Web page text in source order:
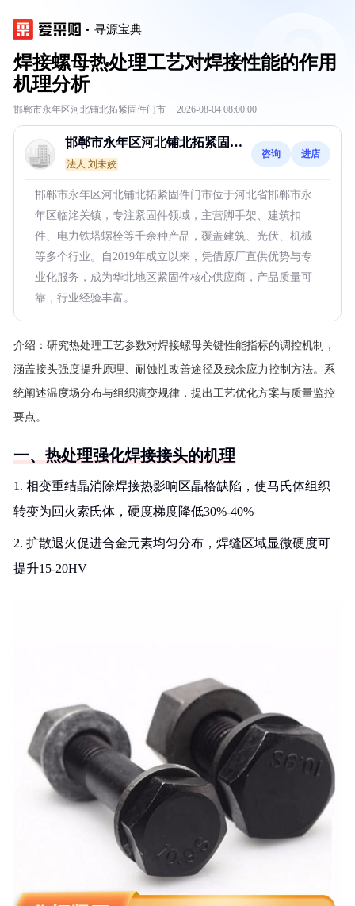
寻源宝典
焊接螺母热处理工艺对焊接性能的作用
机理分析
邯郸市永年区河北铺北拓紧固件门市 · 2026-08-04 08:00:00
邯郸市永年区河北铺北拓紧固件
门市
法人:刘未姣
咨询 进店
邯郸市永年区河北铺北拓紧固件门市位于河北省邯郸市永
年区临洺关镇，专注紧固件领域，主营脚手架、建筑扣
件、电力铁塔螺栓等千余种产品，覆盖建筑、光伏、机械
等多个行业。自2019年成立以来，凭借原厂直供优势与专
业化服务，成为华北地区紧固件核心供应商，产品质量可
靠，行业经验丰富。
介绍： 研究热处理工艺参数对焊接螺母关键性能指标的调控机制，
涵盖接头强度提升原理、耐蚀性改善途径及残余应力控制方法。系
统阐述温度场分布与组织演变规律，提出工艺优化方案与质量监控
要点。
一、热处理强化焊接接头的机理
1. 相变重结晶消除焊接热影响区晶格缺陷，使马氏体组织
转变为回火索氏体，硬度梯度降低30%-40%
2. 扩散退火促进合金元素均匀分布，焊缝区域显微硬度可
提升15-20HV